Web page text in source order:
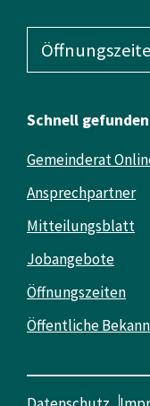
Schnell gefunden
Gemeinderat
Ansprechpartner
Mitteilungsblatt
Jobangebote
Öffnungszeiten
Öffentliche